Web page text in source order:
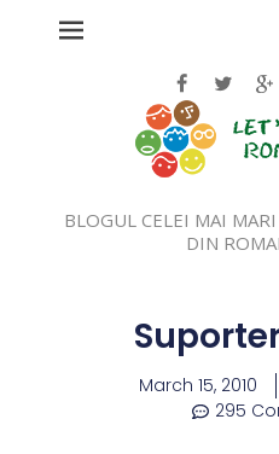
BLOGUL CELEI MAI
DIN
March 15, 2010
295